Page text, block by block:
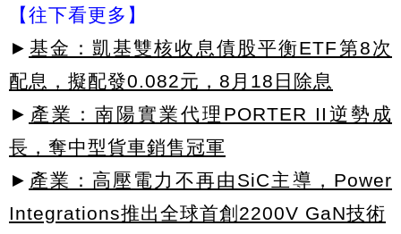
【往下看更多】
► 基金：凱基雙核收息債股平衡ETF第8次
配息，擬配發0.082元，8月18日除息
► 產業：南陽實業代理PORTER II逆勢成
長，奪中型貨車銷售冠軍
► 產業：高壓電力不再由SiC主導，Power
Integrations推出全球首創2200V GaN技術